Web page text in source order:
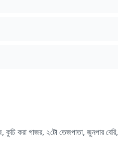
কুচি করা গাজর, ২টো তেজপাতা, জুনপার বেরি,